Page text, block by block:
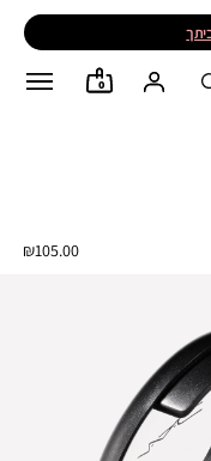
0
₪105.00